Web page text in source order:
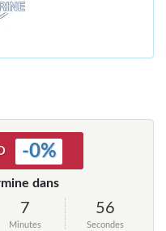
-0%
dans
7
Minutes
56
Secondes